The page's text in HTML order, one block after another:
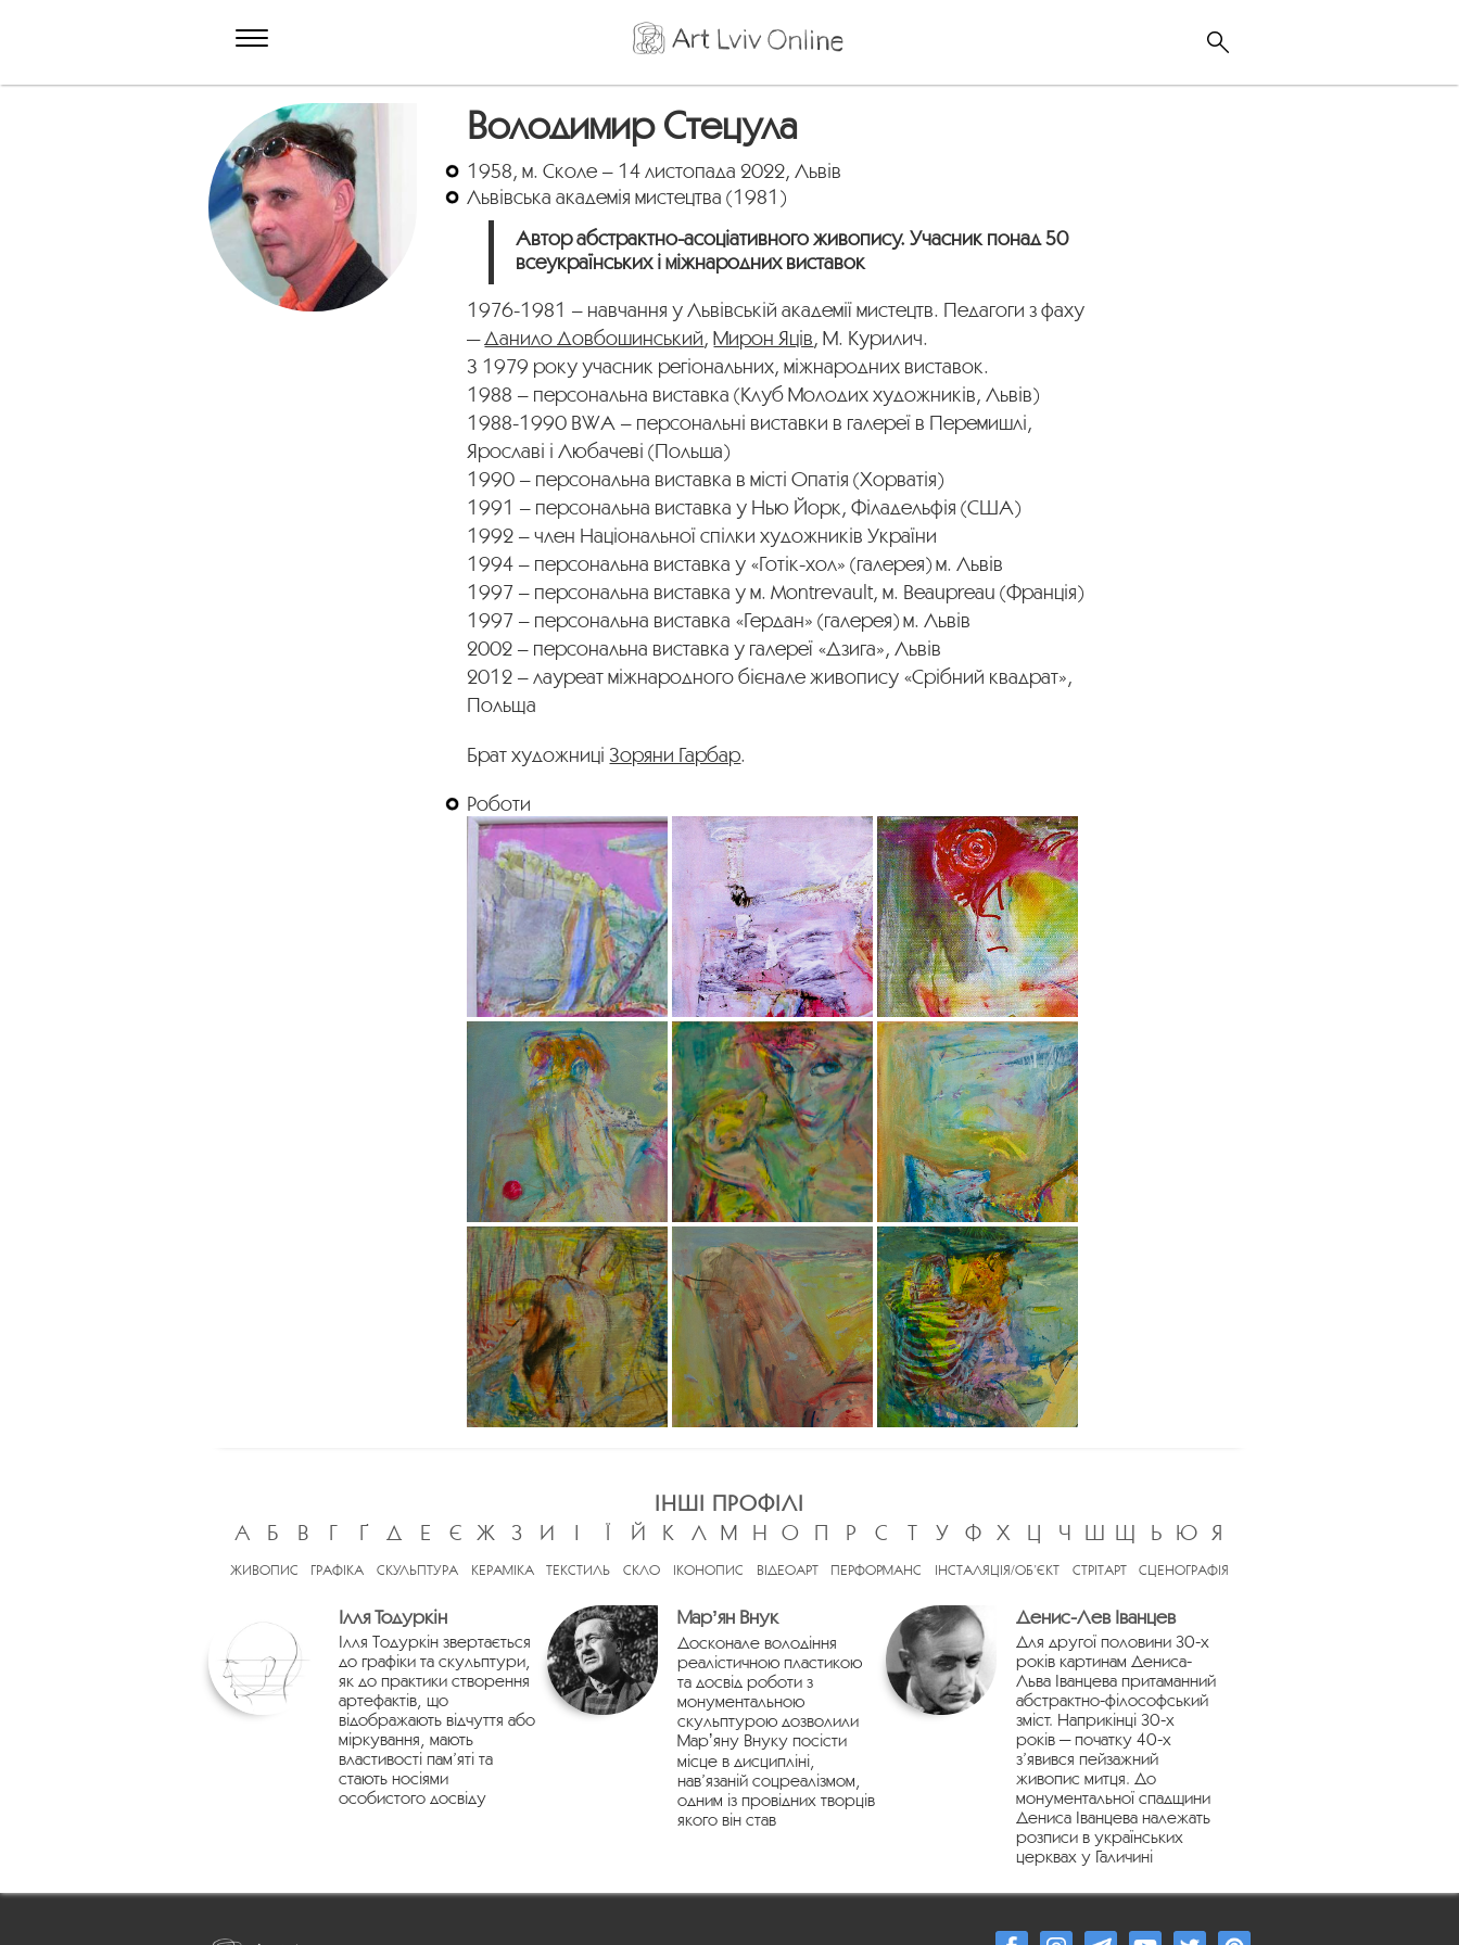
Володимир Стецула
1958, м. Сколе – 14 листопада 2022, Львів
Львівська академія мистецтва (1981)
Автор абстрактно-асоціативного живопису. Учасник понад 50
всеукраїнських і міжнародних виставок
1976-1981 – навчання у Львівській академії мистецтв. Педагоги з фаху
—Данило Довбошинський,Мирон Яців, М. Курилич.
З 1979 року учасник регіональних, міжнародних виставок.
1988 – персональна виставка (Клуб Молодих художників, Львів)
1988-1990 BWA – персональні виставки в галереї в Перемишлі,
Ярославі і Любачеві (Польша)
1990 – персональна виставка в місті Опатія (Хорватія)
1991 – персональна виставка у Нью Йорк, Філадельфія (США)
1992 – член Національної спілки художників України
1994 – персональна виставка у «Готік-хол» (галерея) м. Львів
1997 – персональна виставка у м. Montrevault, м. Beaupreau (Франція)
1997 – персональна виставка «Гердан» (галерея) м. Львів
2002 – персональна виставка у галереї «Дзига», Львів
2012 – лауреат міжнародного бієнале живопису «Срібний квадрат»,
Польща
Брат художниці Зоряни Гарбар.
Роботи
ІНШІ ПРОФІЛІ
А
Б В Г Ґ Д Е Є Ж З И І Ї Й К Л М Н О П Р С Т У Ф Х Ц Ч Ш Щ Ь Ю Я
ЖИВОПИС ГРАФІКА СКУЛЬПТУРА КЕРАМІКА ТЕКСТИЛЬ СКЛО ІКОНОПИС ВІДЕОАРТ ПЕРФОРМАНС ІНСТАЛЯЦІЯ/ОБ’ЄКТ СТРІТАРТ СЦЕНОГРАФІЯ
Ілля Тодуркін
Ілля Тодуркін звертається
до графіки та скульптури,
як до практики створення
артефактів, що
відображають відчуття або
міркування, мають
властивості пам’яті та
стають носіями
особистого досвіду
Марʼян Внук
Досконале володіння
реалістичною пластикою
та досвід роботи з
монументальною
скульптурою дозволили
Марʼяну Внуку посісти
місце в дисципліні,
нав’язаній соцреалізмом,
одним із провідних творців
якого він став
Денис-Лев Іванцев
Для другої половини 30-х
років картинам Дениса-
Льва Іванцева притаманний
абстрактно-філософський
зміст. Наприкінці 30-х
років — початку 40-х
з’явився пейзажний
живопис митця. До
монументальної спадщини
Дениса Іванцева належать
розписи в українських
церквах у Галичині